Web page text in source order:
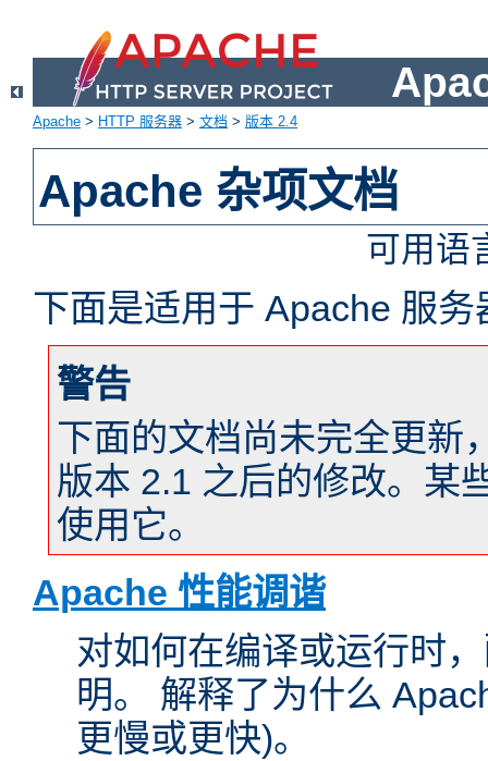
Apache > HTTP 服务器 > 文档 > 版本 2.4
Apache 杂项文档
可用语
下面是适用于 Apache 服
警告
下面的文档尚未完全更新
版本 2.1 之后的修改。某
使用它。
Apache 性能调谐
对如何在编译或运行时
明。 解释了为什么
更慢或更快)。